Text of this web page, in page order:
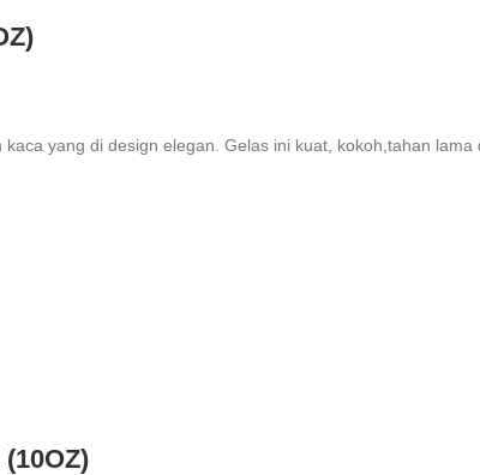
yang di design elegan. Gelas ini kuat, kokoh,tahan